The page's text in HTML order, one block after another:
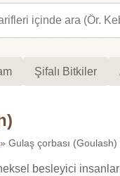
Şifalı Bitkiler
» Gulaş çorbası (Goulash)
besleyici